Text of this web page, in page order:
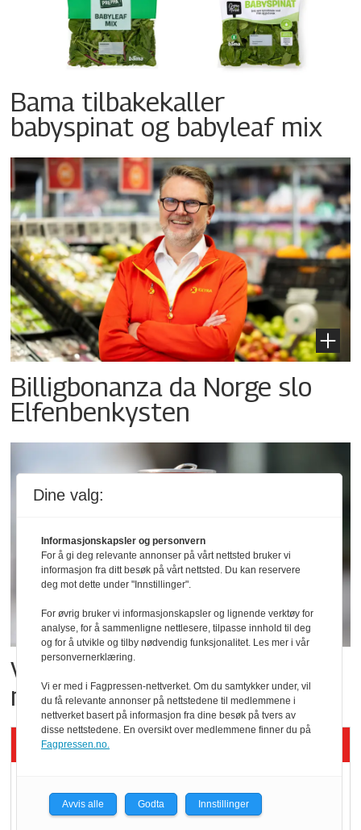
Bama tilbakekaller
babyspinat og babyleaf mix
Billigbonanza da Norge slo
Elfenbenkysten
Vil vokse i brusmarkedet
med Dr Pepper
Siste artikler - KBS
Mat er viktigere enn
pris når elbilister
Dine valg:
Informasjonskapsler og personvern
For å gi deg relevante annonser på vårt nettsted bruker vi
informasjon fra ditt besøk på vårt nettsted. Du kan reservere
deg mot dette under "Innstillinger".
For øvrig bruker vi informasjonskapsler og lignende verktøy for
analyse, for å sammenligne nettlesere, tilpasse innhold til deg
og for å utvikle og tilby nødvendig funksjonalitet. Les mer i vår
personvernerklæring.
Vi er med i Fagpressen-nettverket. Om du samtykker under, vil
du få relevante annonser på nettstedene til medlemmene i
nettverket basert på informasjon fra dine besøk på tvers av
disse nettstedene. En oversikt over medlemmene finner du på
Fagpressen.no.
Avvis alle Godta Innstillinger